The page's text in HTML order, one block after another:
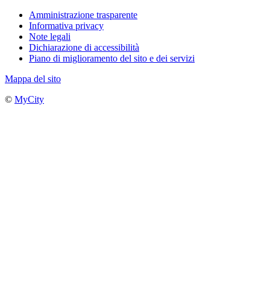
Amministrazione trasparente
Informativa privacy
Note legali
Dichiarazione di accessibilità
Piano di miglioramento del sito e dei servizi
Mappa del sito
© MyCity